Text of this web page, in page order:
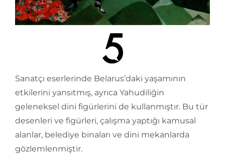
Sanatçı eserlerinde Belarus’daki yaşamının
etkilerini yansıtmış, ayrıca Yahudiliğin
geleneksel dini figürlerini de kullanmıştır. Bu tür
desenleri ve figürleri, çalışma yaptığı kamusal
alanlar, belediye binaları ve dini mekanlarda
gözlemlenmiştir.